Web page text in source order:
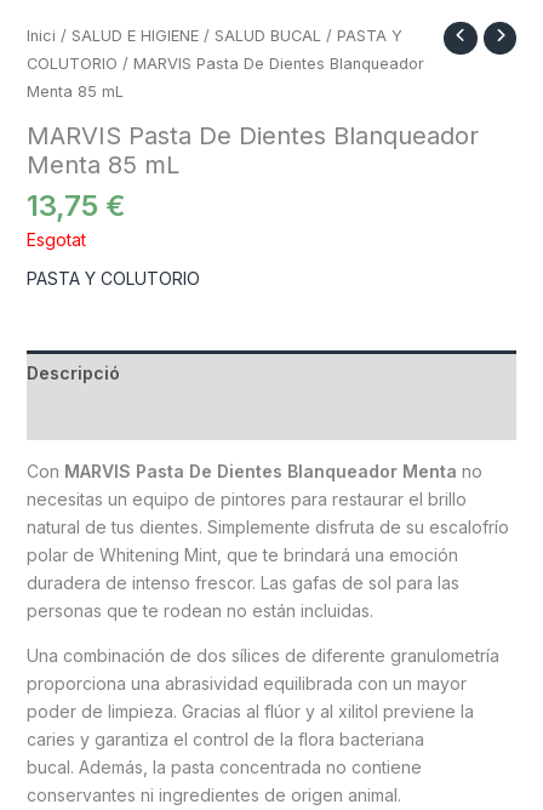
Inici / SALUD E HIGIENE/ SALUD BUCAL/ PASTA Y
COLUTORIO / MARVIS Pasta De Dientes Blanqueador
Menta 85 mL
MARVIS Pasta De Dientes Blanqueador
Menta 85 mL
13,75 €
Esgotat
PASTA Y COLUTORIO
Descripció
Con MARVIS Pasta De Dientes Blanqueador Menta no
necesitas un equipo de pintores para restaurar el brillo
natural de tus dientes. Simplemente disfruta de su escalofrío
polar de Whitening Mint, que te brindará una emoción
duradera de intenso frescor. Las gafas de sol para las
personas que te rodean no están incluidas.
Una combinación de dos sílices de diferente granulometría
proporciona una abrasividad equilibrada con un mayor
poder de limpieza. Gracias al flúor y al xilitol previene la
caries y garantiza el control de la flora bacteriana
bucal. Además, la pasta concentrada no contiene
conservantes ni ingredientes de origen animal.